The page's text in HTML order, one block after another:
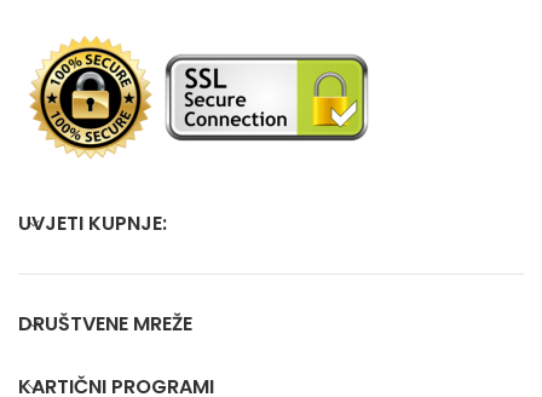
UVJETI KUPNJE:
DRUŠTVENE MREŽE
KARTIČNI PROGRAMI